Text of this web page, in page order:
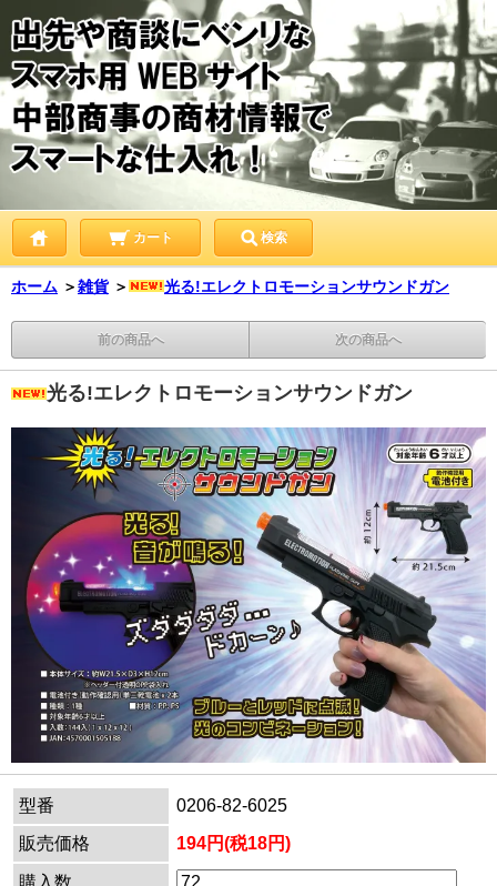
カート 検索
ホーム ＞雑貨 ＞ 光る!エレクトロモーションサウンドガン
前の商品へ 次の商品へ
光る!エレクトロモーションサウンドガン
型番
0206-82-6025
販売価格
194円(税18円)
購入数